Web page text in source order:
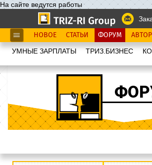
На сайте ведутся работы
НОВОЕ СТАТЬИ ФОРУМ
УМНЫЕ ЗАРПЛАТЫ ТРИЗ.БИЗНЕС